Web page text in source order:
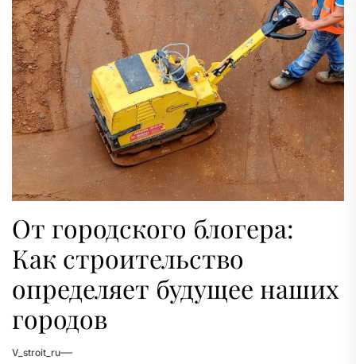
От городского блогера:
Как строительство
определяет будущее наших
городов
V_stroit_ru